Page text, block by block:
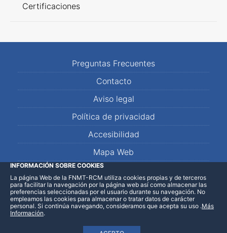
Certificaciones
Preguntas Frecuentes
Contacto
Aviso legal
Política de privacidad
Accesibilidad
Mapa Web
LinkedInFacebookWhatsApp
INFORMACIÓN SOBRE COOKIES
La página Web de la FNMT-RCM utiliza cookies propias y de terceros
para facilitar la navegación por la página web así como almacenar las
preferencias seleccionadas por el usuario durante su navegación. No
empleamos las cookies para almacenar o tratar datos de carácter
personal. Si continúa navegando, consideramos que acepta su uso .Más
Información.